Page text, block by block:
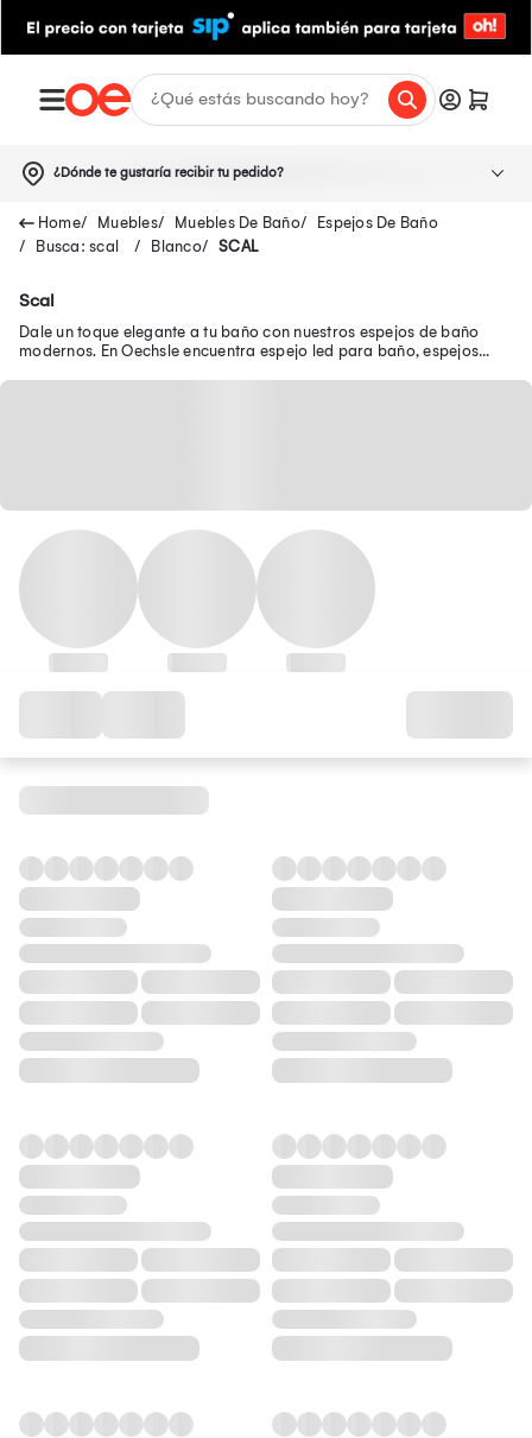
¿Dónde te gustaría recibir tu pedido?
Muebles Muebles De Baño
Espejos De Baño
Busca: scal
Blanco SCAL
Scal
Dale un toque elegante a tu baño con nuestros espejos de baño
modernos. En Oechsle encuentra espejo led para baño, espejos